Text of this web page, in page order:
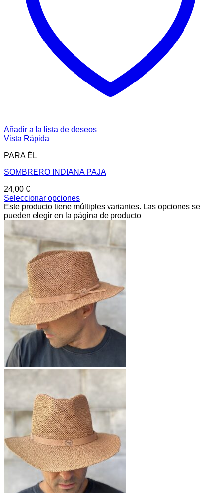
Añadir a la lista de deseos
Vista Rápida
PARA ÉL
SOMBRERO INDIANA PAJA
24,00 €
Seleccionar opciones
Este producto tiene múltiples variantes. Las opciones se
pueden elegir en la página de producto